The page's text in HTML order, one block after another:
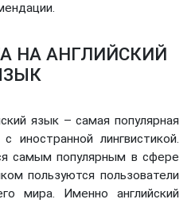
НА АНГЛИЙСКИЙ
язык – самая популярная
иностранной лингвистикой.
самым популярным в сфере
пользуются пользователи
мира. Именно английский